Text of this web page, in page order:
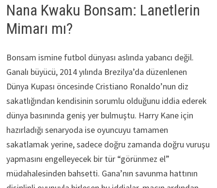
Nana Kwaku Bonsam: Lanetlerin
Mimarı mı?
Bonsam ismine futbol dünyası aslında yabancı değil.
Ganalı büyücü, 2014 yılında Brezilya’da düzenlenen
Dünya Kupası öncesinde Cristiano Ronaldo’nun diz
sakatlığından kendisinin sorumlu olduğunu iddia ederek
dünya basınında geniş yer bulmuştu. Harry Kane için
hazırladığı senaryoda ise oyuncuyu tamamen
sakatlamak yerine, sadece doğru zamanda doğru vuruşu
yapmasını engelleyecek bir tür “görünmez el”
müdahalesinden bahsetti. Gana’nın savunma hattının